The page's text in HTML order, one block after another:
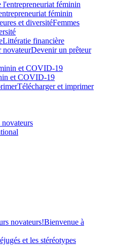
féminin
Femmes
Littératie financière
Devenir un prêteur
et COVID-19
Télécharger et imprimer
Bienvenue à